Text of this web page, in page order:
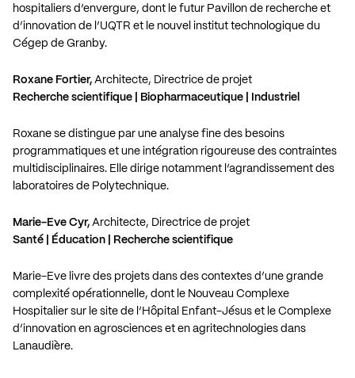
hospitaliers d’envergure, dont le futur Pavillon de recherche et
d’innovation de l’UQTR et le nouvel institut technologique du
Cégep de Granby.
Roxane Fortier, Architecte, Directrice de projet
Recherche scientifique | Biopharmaceutique | Industriel
Roxane se distingue par une analyse fine des besoins
programmatiques et une intégration rigoureuse des contraintes
multidisciplinaires. Elle dirige notamment l’agrandissement des
laboratoires de Polytechnique.
Marie-Eve Cyr, Architecte, Directrice de projet
Santé | Éducation | Recherche scientifique
Marie-Eve livre des projets dans des contextes d’une grande
complexité opérationnelle, dont le Nouveau Complexe
Hospitalier sur le site de l’Hôpital Enfant-Jésus et le Complexe
d’innovation en agrosciences et en agritechnologies dans
Lanaudière.